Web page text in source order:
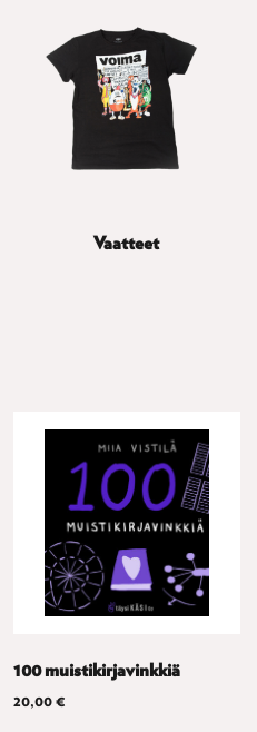
Vaatteet
100 muistikirjavinkkiä
20,00 €